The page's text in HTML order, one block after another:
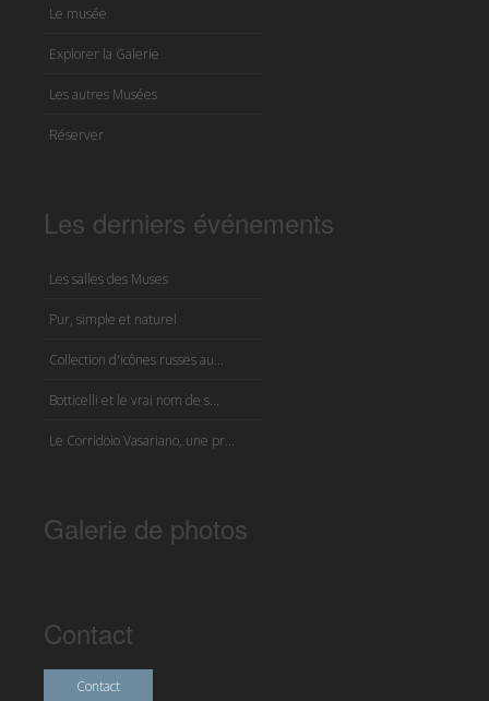
Le musée
Explorer la Galerie
Les autres Musées
Réserver
Les derniers événements
Les salles des Muses
Pur, simple et naturel
Collection d'icônes russes au...
Botticelli et le vrai nom de s...
Le Corridoio Vasariano, une pr...
Galerie de photos
Contact
Contact